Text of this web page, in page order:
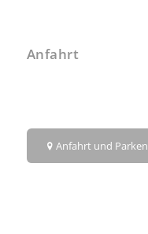
Anfahrt
Anfahrt und Parken